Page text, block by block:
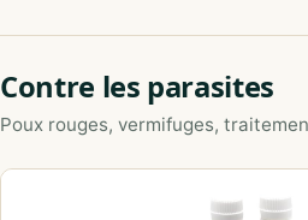
Contre les parasites
Poux rouges, vermifuges,